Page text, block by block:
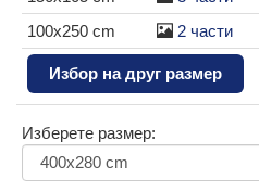
100x250 cm
2 части
Избор на друг размер
Изберете размер: